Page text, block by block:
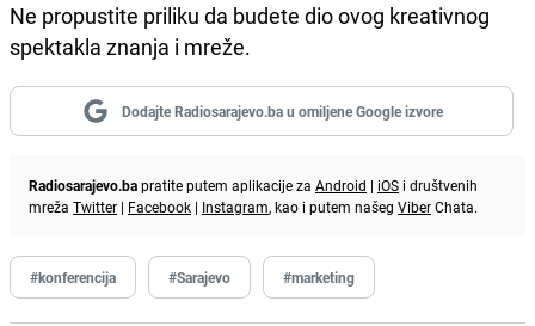
Ne propustite priliku da budete dio ovog kreativnog
spektakla znanja i mreže.
Dodajte Radiosarajevo.ba u omiljene Google izvore
Radiosarajevo.bapratite putem aplikacije za Android | iOS i društvenih
mreža Twitter | Facebook | Instagram, kao i putem našeg ViberChata.
#konferencija #Sarajevo #marketing